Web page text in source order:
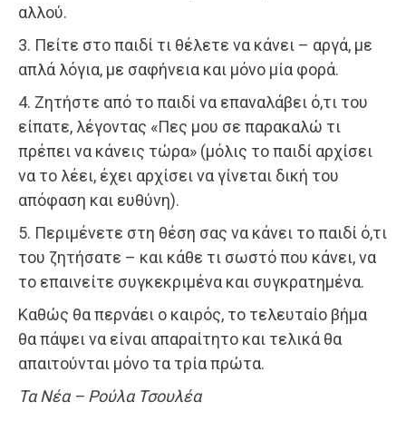
αλλού.
3. Πείτε στο παιδί τι θέλετε να κάνει – αργά, με
απλά λόγια, με σαφήνεια και μόνο μία φορά.
4. Ζητήστε από το παιδί να επαναλάβει ό,τι του
είπατε, λέγοντας «Πες μου σε παρακαλώ τι
πρέπει να κάνεις τώρα» (μόλις το παιδί αρχίσει
να το λέει, έχει αρχίσει να γίνεται δική του
απόφαση και ευθύνη).
5. Περιμένετε στη θέση σας να κάνει το παιδί ό,τι
του ζητήσατε – και κάθε τι σωστό που κάνει, να
το επαινείτε συγκεκριμένα και συγκρατημένα.
Καθώς θα περνάει ο καιρός, το τελευταίο βήμα
θα πάψει να είναι απαραίτητο και τελικά θα
απαιτούνται μόνο τα τρία πρώτα.
Τα Νέα – Ρούλα Τσουλέα